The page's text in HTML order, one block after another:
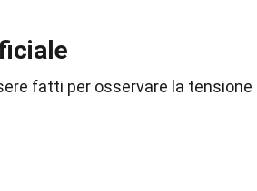
fatti per osservare la tensione